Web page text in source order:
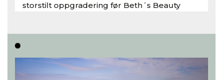
storstilt oppgradering før Beth´s Beauty
Les hele artikkelen